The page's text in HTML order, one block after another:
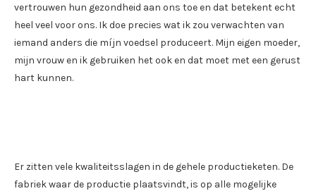
vertrouwen hun gezondheid aan ons toe en dat betekent echt
heel veel voor ons. Ik doe precies wat ik zou verwachten van
iemand anders die míjn voedsel produceert. Mijn eigen moeder,
mijn vrouw en ik gebruiken het ook en dat moet met een gerust
hart kunnen.
Er zitten vele kwaliteitsslagen in de gehele productieketen. De
fabriek waar de productie plaatsvindt, is op alle mogelijke